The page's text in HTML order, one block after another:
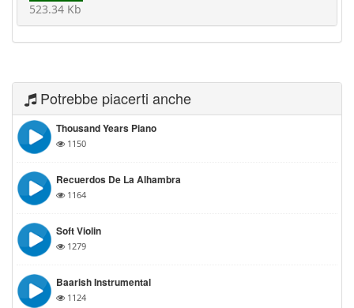
523.34 Kb
Potrebbe piacerti anche
Thousand Years Piano
1150
Recuerdos De La Alhambra
1164
Soft Violin
1279
Baarish Instrumental
1124